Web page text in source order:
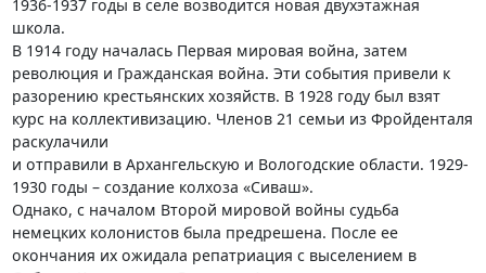
1936-1937 годы в селе возводится новая двухэтажная
школа.
В 1914 году началась Первая мировая война, затем
революция и Гражданская война. Эти события привели к
разорению крестьянских хозяйств. В 1928 году был взят
курс на коллективизацию. Членов 21 семьи из Фройденталя
раскулачили
и отправили в Архангельскую и Вологодские области. 1929-
1930 годы – создание колхоза «Сиваш».
Однако, с началом Второй мировой войны судьба
немецких колонистов была предрешена. После ее
окончания их ожидала репатриация с выселением в